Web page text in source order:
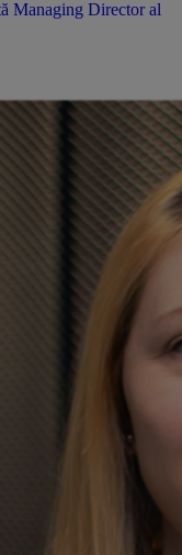
Managing Director al